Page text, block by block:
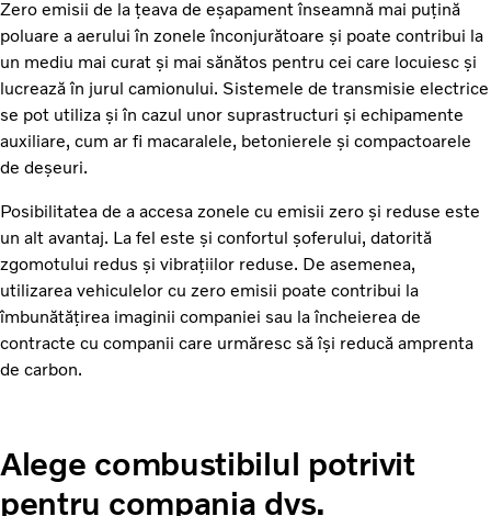
Zero emisii de la țeava de eșapament înseamnă mai puțină
poluare a aerului în zonele înconjurătoare și poate contribui la
un mediu mai curat și mai sănătos pentru cei care locuiesc și
lucrează în jurul camionului. Sistemele de transmisie electrice
se pot utiliza și în cazul unor suprastructuri și echipamente
auxiliare, cum ar fi macaralele, betonierele și compactoarele
de deșeuri.
Posibilitatea de a accesa zonele cu emisii zero și reduse este
un alt avantaj. La fel este și confortul șoferului, datorită
zgomotului redus și vibrațiilor reduse. De asemenea,
utilizarea vehiculelor cu zero emisii poate contribui la
îmbunătățirea imaginii companiei sau la încheierea de
contracte cu companii care urmăresc să își reducă amprenta
de carbon.
Alege combustibilul potrivit
pentru compania dvs.